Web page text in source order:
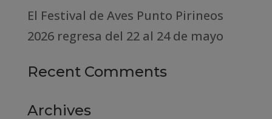
El Festival de Aves Punto Pirineos
2026 regresa del 22 al 24 de mayo
Recent Comments
Archives